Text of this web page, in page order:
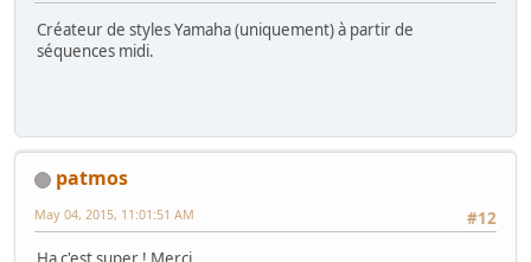
Créateur de styles Yamaha (uniquement) à partir de
séquences midi.
patmos
#12
May 04, 2015, 11:01:51 AM